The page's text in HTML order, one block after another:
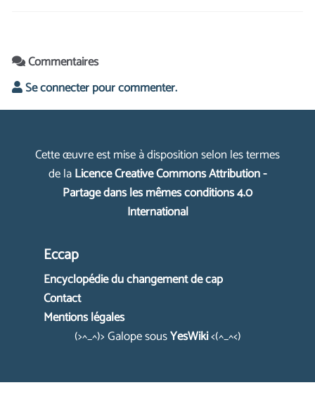
Commentaires
Se connecter pour commenter.
Cette œuvre est mise à disposition selon les termes
de laLicence Creative Commons Attribution -
Partage dans les mêmes conditions 4.0
International
Eccap
Encyclopédie du changement de cap
Contact
Mentions légales
(>^_^)> Galope sousYesWiki<(^_^<)